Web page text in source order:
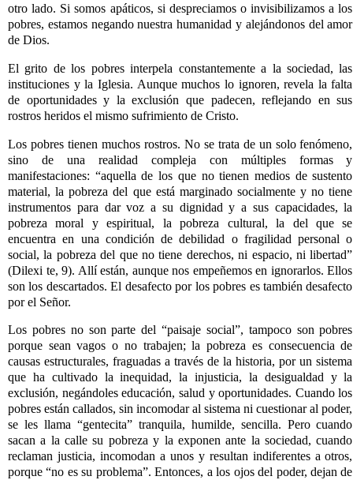
otro lado. Si somos apáticos, si despreciamos o invisibilizamos a los
pobres, estamos negando nuestra humanidad y alejándonos del amor
de Dios.
El grito de los pobres interpela constantemente a la sociedad, las
instituciones y la Iglesia. Aunque muchos lo ignoren, revela la falta
de oportunidades y la exclusión que padecen, reflejando en sus
rostros heridos el mismo sufrimiento de Cristo.
Los pobres tienen muchos rostros. No se trata de un solo fenómeno,
sino de una realidad compleja con múltiples formas y
manifestaciones: “aquella de los que no tienen medios de sustento
material, la pobreza del que está marginado socialmente y no tiene
instrumentos para dar voz a su dignidad y a sus capacidades, la
pobreza moral y espiritual, la pobreza cultural, la del que se
encuentra en una condición de debilidad o fragilidad personal o
social, la pobreza del que no tiene derechos, ni espacio, ni libertad”
(Dilexi te, 9). Allí están, aunque nos empeñemos en ignorarlos. Ellos
son los descartados. El desafecto por los pobres es también desafecto
por el Señor.
Los pobres no son parte del “paisaje social”, tampoco son pobres
porque sean vagos o no trabajen; la pobreza es consecuencia de
causas estructurales, fraguadas a través de la historia, por un sistema
que ha cultivado la inequidad, la injusticia, la desigualdad y la
exclusión, negándoles educación, salud y oportunidades. Cuando los
pobres están callados, sin incomodar al sistema ni cuestionar al poder,
se les llama “gentecita” tranquila, humilde, sencilla. Pero cuando
sacan a la calle su pobreza y la exponen ante la sociedad, cuando
reclaman justicia, incomodan a unos y resultan indiferentes a otros,
porque “no es su problema”. Entonces, a los ojos del poder, dejan de